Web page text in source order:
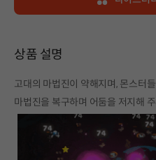
상품 설명
고대의 마법진이 약해지며, 몬스터
마법진을 복구하며 어둠을 저지해 주